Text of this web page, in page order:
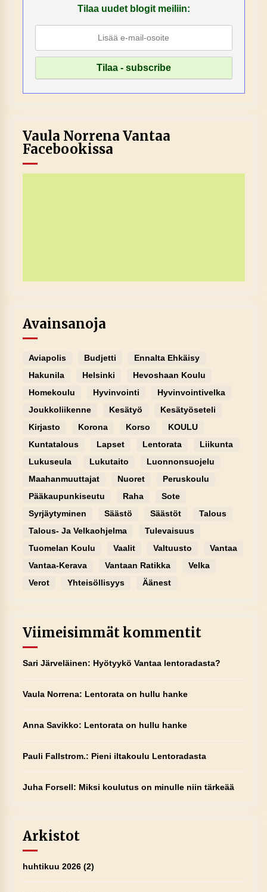
Tilaa uudet blogit meiliin:
Vaula Norrena Vantaa
Facebookissa
Avainsanoja
Aviapolis Budjetti
Ennalta Ehkäisy
Hakunila
Helsinki
Hevoshaan Koulu
Homekoulu
Hyvinvointi
Hyvinvointivelka
Joukkoliikenne
Kesätyö
Kesätyöseteli
Kirjasto
Korona Korso
KOULU
Kuntatalous
Lapset Lentorata
Liikunta
Lukuseula
Lukutaito
Luonnonsuojelu
Maahanmuuttajat
Nuoret
Peruskoulu
Pääkaupunkiseutu
Raha
Sote
Syrjäytyminen
Säästö Säästöt
Talous
Talous- Ja Velkaohjelma
Tulevaisuus
Tuomelan Koulu
Vaalit Valtuusto
Vantaa
Vantaa-Kerava
Vantaan Ratikka
Velka
Verot
Yhteisöllisyys Äänest
Viimeisimmät kommentit
Sari Järveläinen: Hyötyykö Vantaa lentoradasta?
Vaula Norrena: Lentorata on hullu hanke
Anna Savikko: Lentorata on hullu hanke
Pauli Fallstrom.: Pieni iltakoulu Lentoradasta
Juha Forsell: Miksi koulutus on minulle niin tärkeää
Arkistot
huhtikuu 2026(2)